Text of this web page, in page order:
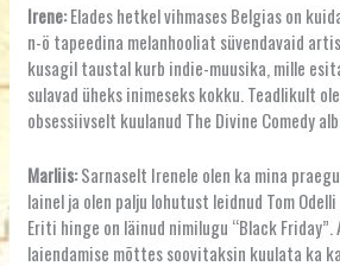
Irene:Elades hetkel vihmases Belgias on
n-ö tapeedina melanhooliat süvendavaid
kusagil taustal kurb indie-muusika, mille
sulavad üheks inimeseks kokku. Teadlikult
obsessiivselt kuulanud The Divine Comedy
Marliis:Sarnaselt Irenele olen ka mina
lainel ja olen palju lohutust leidnud Tom
Eriti hinge on läinud nimilugu “Black
laiendamise mõttes soovitaksin kuulata ka